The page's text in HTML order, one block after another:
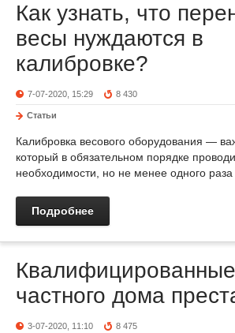
Как узнать, что
весы нуждаются в
калибровке?
7-07-2020, 15:29 8 430
Статьи
Калибровка весового оборудования —
который в обязательном порядке
необходимости, но не менее одного раза
Подробнее
Квалифицированные
частного дома
3-07-2020, 11:10 8 475